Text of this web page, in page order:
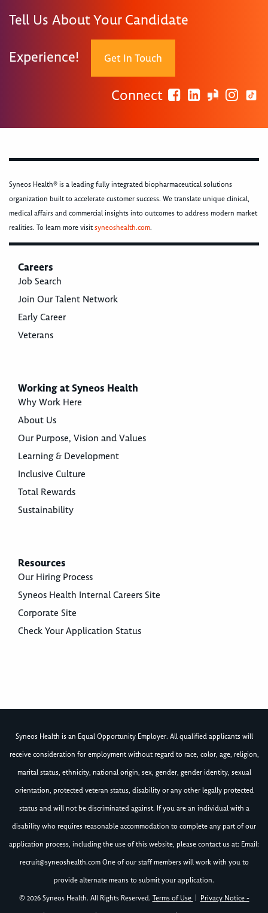
Tell Us About Your Candidate
Experience! Get In Touch
Connect
Syneos Health® is a leading fully integrated biopharmaceutical solutions
organization built to accelerate customer success. We translate unique clinical,
medical affairs and commercial insights into outcomes to address modern market
realities. To learn more visitsyneoshealth.com.
Careers
Job Search
Join Our Talent Network
Early Career
Veterans
Working at Syneos Health
Why Work Here
About Us
Our Purpose, Vision and Values
Learning & Development
Inclusive Culture
Total Rewards
Sustainability
Resources
Our Hiring Process
Syneos Health Internal Careers Site
Corporate Site
Check Your Application Status
Syneos Health is an Equal Opportunity Employer. All qualified applicants will
receive consideration for employment without regard to race, color, age, religion,
marital status, ethnicity, national origin, sex, gender, gender identity, sexual
orientation, protected veteran status, disability or any other legally protected
status and will not be discriminated against. If you are an individual with a
disability who requires reasonable accommodation to complete any part of our
application process, including the use of this website, please contact us at: Email:
recruit@syneoshealth.comOne of our staff members will work with you to
provide alternate means to submit your application.
© 2026 Syneos Health. All Rights Reserved. Terms of Use
Privacy Notice -